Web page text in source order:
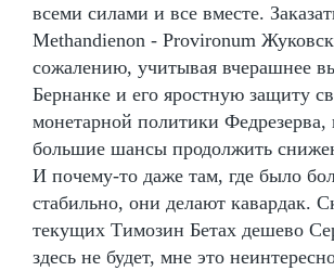
всеми силами и все вместе.
Methandienon - Provironum
сожалению, учитывая вчерашнее
Бернанке и его яростную защиту
монетарной политики
большие шансы продолжить
И почему-то даже там, где было
стабильно, они делают кавардак.
текущих Tимозин Бетах дешево
здесь не будет, мне это